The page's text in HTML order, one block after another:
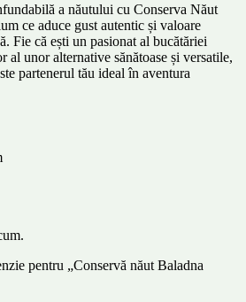
a năutului cu Conserva Năut
ce aduce gust autentic și valoare
Fie că ești un pasionat al bucătăriei
al unor alternative sănătoase și versatile,
partenerul tău ideal în aventura
pentru „Conservă năut Baladna